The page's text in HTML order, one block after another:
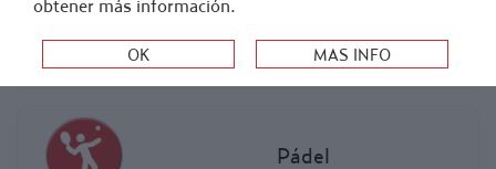
Bádminton
Pádel
obtener más información.